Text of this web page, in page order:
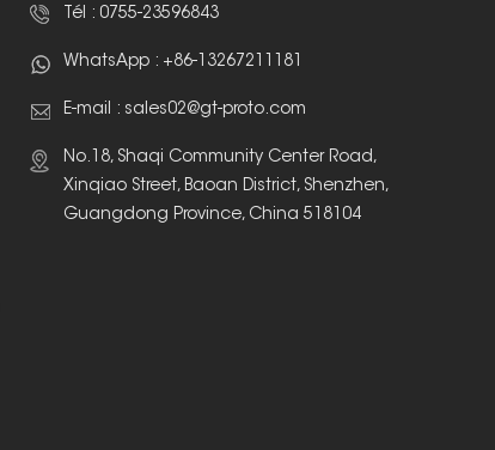
Tél : 0755-23596843
WhatsApp : +86-13267211181
E-mail : sales02@gt-proto.com
No.18, Shaqi Community Center Road,
Xinqiao Street, Baoan District, Shenzhen,
Guangdong Province, China 518104